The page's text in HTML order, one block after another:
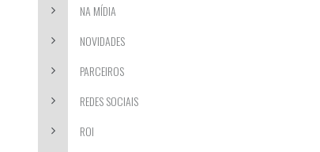
NA MÍDIA
NOVIDADES
PARCEIROS
REDES SOCIAIS
ROI